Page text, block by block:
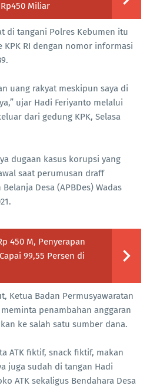
Miliar
di tangani Polres Kebumen itu
RI dengan nomor informasi
uang rakyat meskipun saya di
ujar Hadi Feriyanto melalui
dari gedung KPK, Selasa
dugaan kasus korupsi yang
saat perumusan draff
Desa (APBDes) Wadas
450 M, Penyerapan
99,55 Persen di
Ketua Badan Permusyawaratan
meminta penambahan anggaran
ke salah satu sumber dana.
ATK fiktif, snack fiktif, makan
juga sudah di tangan Hadi
ATK sekaligus Bendahara Desa